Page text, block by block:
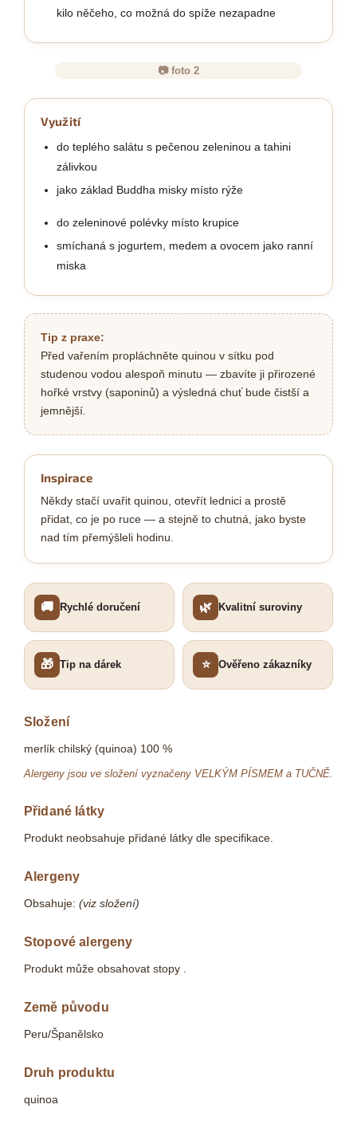
kilo něčeho, co možná do spíže nezapadne
📷 foto 2
Využití
do teplého salátu s pečenou zeleninou a tahini
zálivkou
jako základ Buddha misky místo rýže
do zeleninové polévky místo krupice
smíchaná s jogurtem, medem a ovocem jako ranní
miska
Tip z praxe:
Před vařením propláchněte quinou v sítku pod
studenou vodou alespoň minutu — zbavíte ji přirozené
hořké vrstvy (saponinů) a výsledná chuť bude čistší a
jemnější.
Inspirace
Někdy stačí uvařit quinou, otevřít lednici a prostě
přidat, co je po ruce — a stejně to chutná, jako byste
nad tím přemýšleli hodinu.
🚚 Rychlé doručení 🌿 Kvalitní suroviny
🎁 Tip na dárek ⭐ Ověřeno zákazníky
Složení
merlík chilský (quinoa) 100 %
Alergeny jsou ve složení vyznačeny VELKÝM PÍSMEM a TUČNĚ.
Přidané látky
Produkt neobsahuje přidané látky dle specifikace.
Alergeny
Obsahuje: (viz složení)
Stopové alergeny
Produkt může obsahovat stopy .
Země původu
Peru/Španělsko
Druh produktu
quinoa